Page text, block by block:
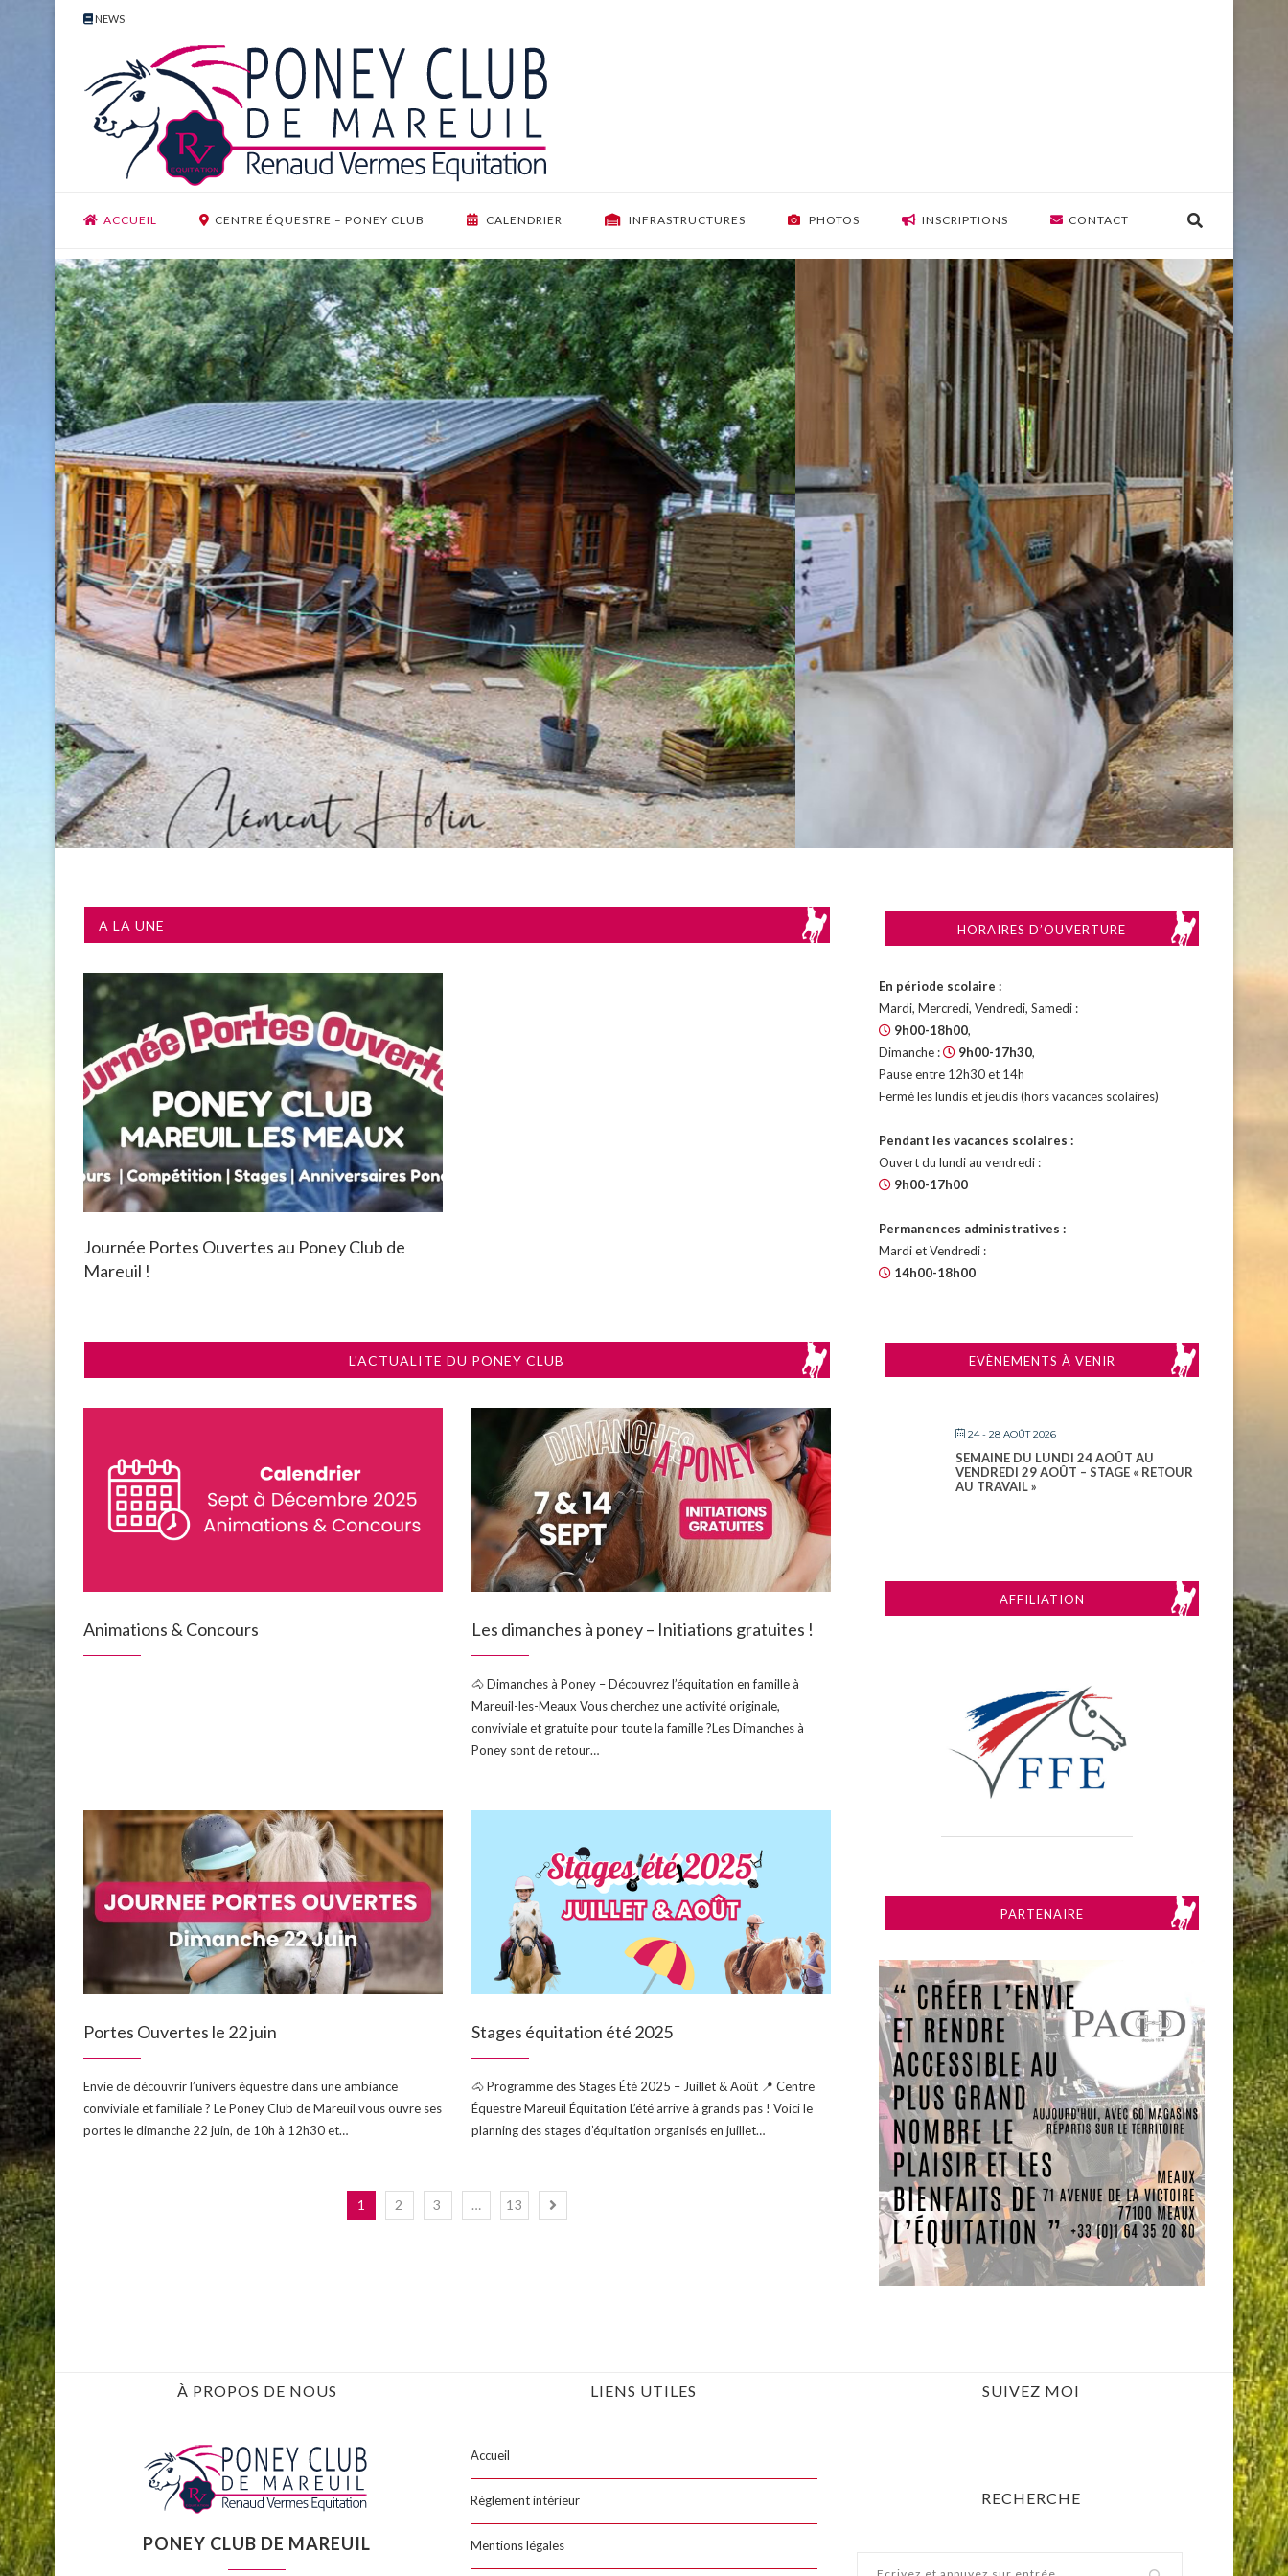
NEWS
ACCUEIL CENTRE ÉQUESTRE – PONEY CLUB CALENDRIER INFRASTRUCTURES PHOTOS INSCRIPTIONS CONTACT
A LA UNE
Journée Portes Ouvertes au Poney Club de
Mareuil !
L'ACTUALITE DU PONEY CLUB
Animations & Concours Les dimanches à poney – Initiations gratuites !
🐴 Dimanches à Poney – Découvrez l’équitation en famille à
Mareuil-les-Meaux Vous cherchez une activité originale,
conviviale et gratuite pour toute la famille ?Les Dimanches à
Poney sont de retour…
Portes Ouvertes le 22 juin
Envie de découvrir l’univers équestre dans une ambiance
conviviale et familiale ? Le Poney Club de Mareuil vous ouvre ses
portes le dimanche 22 juin, de 10h à 12h30 et…
Stages équitation été 2025
🐴 Programme des Stages Été 2025 – Juillet & Août 📍 Centre
Équestre Mareuil Équitation L’été arrive à grands pas ! Voici le
planning des stages d’équitation organisés en juillet…
1 2 3 … 13
HORAIRES D’OUVERTURE
En période scolaire :
Mardi, Mercredi, Vendredi, Samedi :
9h00-18h00,
Dimanche :
9h00-17h30,
Pause entre 12h30 et 14h
Fermé les lundis et jeudis (hors vacances scolaires)
Pendant les vacances scolaires :
Ouvert du lundi au vendredi :
9h00-17h00
Permanences administratives :
Mardi et Vendredi :
14h00-18h00
EVÈNEMENTS À VENIR
24 - 28 AOÛT 2026
SEMAINE DU LUNDI 24 AOÛT AU
VENDREDI 29 AOÛT – STAGE « RETOUR
AU TRAVAIL »
AFFILIATION
PARTENAIRE
À PROPOS DE NOUS
PONEY CLUB DE MAREUIL
LIENS UTILES
Accueil
Règlement intérieur
Mentions légales
SUIVEZ MOI
RECHERCHE